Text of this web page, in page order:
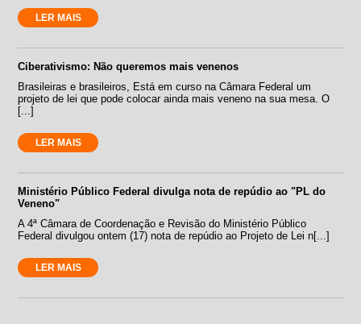
LER MAIS
Ciberativismo: Não queremos mais venenos
Brasileiras e brasileiros, Está em curso na Câmara Federal um
projeto de lei que pode colocar ainda mais veneno na sua mesa. O
[...]
LER MAIS
Ministério Público Federal divulga nota de repúdio ao "PL do
Veneno"
A 4ª Câmara de Coordenação e Revisão do Ministério Público
Federal divulgou ontem (17) nota de repúdio ao Projeto de Lei n[...]
LER MAIS